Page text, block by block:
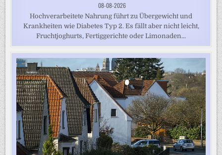
08-08-2026
Hochverarbeitete Nahrung führt zu Übergewicht und
Krankheiten wie Diabetes Typ 2. Es fällt aber nicht leicht,
Fruchtjoghurts, Fertiggerichte oder Limonaden...